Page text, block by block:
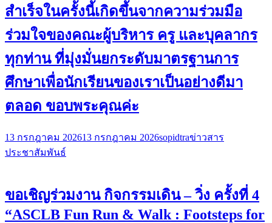
สำเร็จในครั้งนี้เกิดขึ้นจากความร่วมมือ
ร่วมใจของคณะผู้บริหาร ครู และบุคลากร
ทุกท่าน ที่มุ่งมั่นยกระดับมาตรฐานการ
ศึกษาเพื่อนักเรียนของเราเป็นอย่างดีมา
ตลอด ขอบพระคุณค่ะ
13 กรกฎาคม 202613 กรกฎาคม 2026sopidtraข่าวสาร
ประชาสัมพันธ์
ขอเชิญร่วมงาน กิจกรรมเดิน – วิ่ง ครั้งที่ 4
“ASCLB Fun Run & Walk : Footsteps for